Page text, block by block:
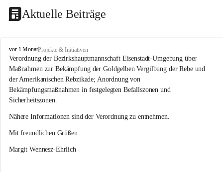
Aktuelle Beiträge
O
s
l
i
p
vor 1 MonatProjekte & Initiativen
Verordnung der Bezirkshauptmannschaft Eisenstadt-Umgebung über
Maßnahmen zur Bekämpfung der Goldgelben Vergilbung der Rebe und
der Amerikanischen Rebzikade; Anordnung von
Bekämpfungsmaßnahmen in festgelegten Befallszonen und
Sicherheitszonen.
Nähere Informationen sind der Verordnung zu entnehmen.
Mit freundlichen Grüßen
Margit Wennesz-Ehrlich